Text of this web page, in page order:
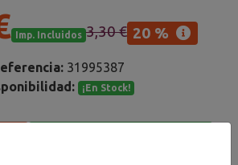
Imp. Incluidos 3,30 € 20 %
31995387
¡En Stock!